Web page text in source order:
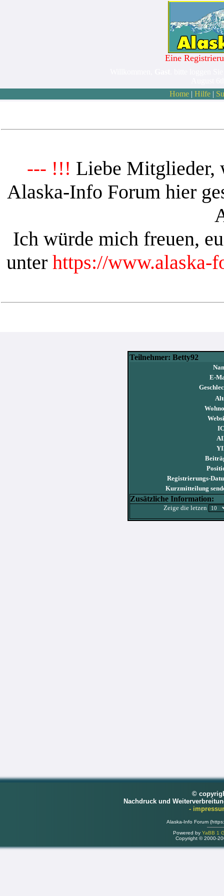
Eine
Home| Hilfe|
--- !!! Liebe Mitglieder,
Alaska-Info Forum hier
Ich würde mich freuen,
unter https://www.alaska-
Teilnehmer: Betty92
E-
Registrierungs-
Kurzmitteilung
Zusätzliche Information:
Zeige die letzen
©
Nachdruck und
-
Alaska-Info Forum
Powered by YaBB 1
Copyright © 2000-